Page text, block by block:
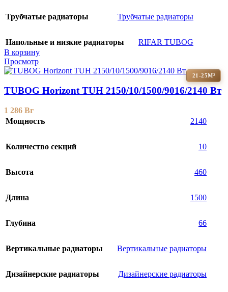
Трубчатые радиаторы Трубчатые радиаторы
Напольные и низкие радиаторы
RIFAR TUBOG
В корзину
Просмотр
21-25М²
TUBOG Horizont TUH 2150/10/1500/9016/2140 Вт
1 286 Br
Мощность
2140
Количество секций 10
Высота 460
Длина 1500
Глубина 66
Вертикальные радиаторы Вертикальные радиаторы
Дизайнерские радиаторы Дизайнерские радиаторы